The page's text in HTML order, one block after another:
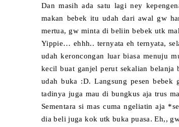
Dan masih ada satu lagi ney
makan bebek itu udah dari awal gw
mertua, gw minta di beliin bebek utk
Yippie… ehhh.. ternyata eh ternyata,
udah keroncongan luar biasa menuju
kecil buat ganjel perut sekalian
udah buka :D. Langsung pesen
tadinya juga mau di bungkus aja trus
Sementara si mas cuma ngeliatin aja
dia beli juga kok utk buka puasa. Eh,,